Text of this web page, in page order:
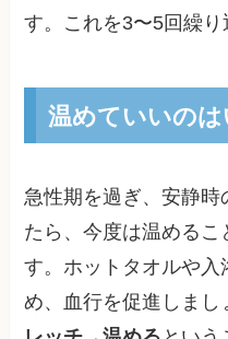
す。これを3〜5回繰り
温めていいのは
急性期を過ぎ、安静時
たら、今度は温めるこ
す。ホットタオルや入
め、血行を促進しまし